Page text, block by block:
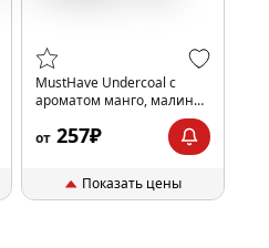
MustHave Undercoal с
ароматом манго, малины
от 257₽
Показать цены